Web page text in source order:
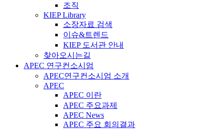
조직
KIEP Library
소장자료 검색
이슈&트렌드
KIEP 도서관 안내
찾아오시는길
APEC 연구컨소시엄
APEC연구컨소시엄 소개
APEC
APEC 이란
APEC 주요과제
APEC News
APEC 주요 회의결과